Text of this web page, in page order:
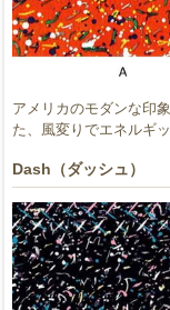
アメリカのモダンな印
た、風変りでエネルギ
Dash（ダッシュ）